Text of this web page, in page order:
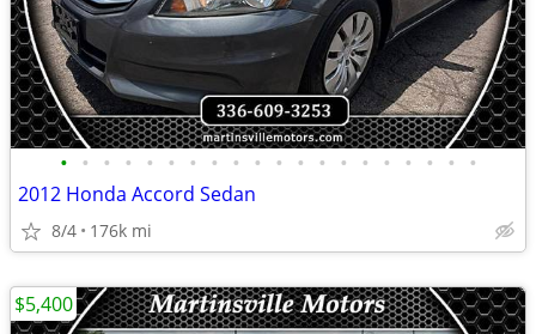
• • • • • • • • • • • • • • • • • • • •
2012 Honda Accord Sedan
8/4 176k mi
$5,400